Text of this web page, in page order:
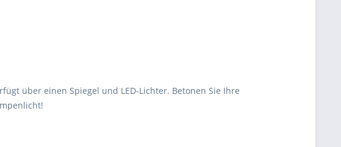
über einen Spiegel und LED-Lichter. Betonen Sie Ihre